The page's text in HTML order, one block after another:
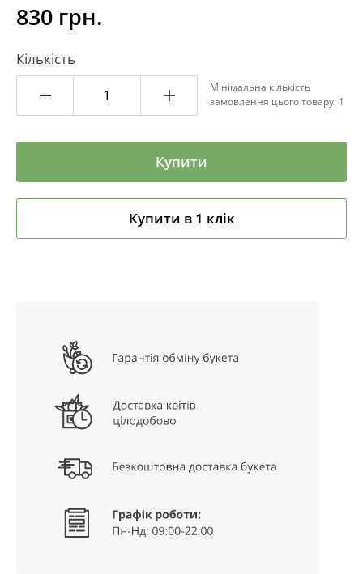
830 грн.
Кількість
Мінімальна кількість
замовлення цього товару: 1
Купити
Купити в 1 клік